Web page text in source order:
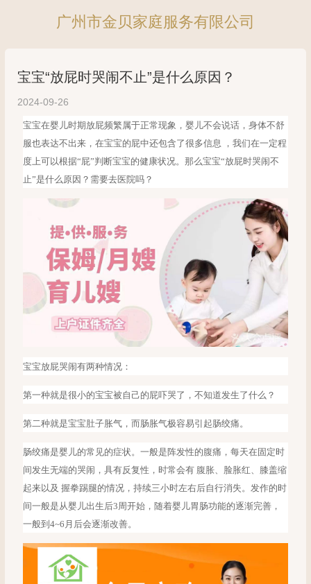
广州市金贝家庭服务有限公司
宝宝“放屁时哭闹不止”是什么原因？
2024-09-26
宝宝在婴儿时期放屁频繁属于正常现象，婴儿不会说话，身体不舒
服也表达不出来，在宝宝的屁中还包含了很多信息
，我们在一定程
度上可以根据“屁”判断宝宝的健康状况。那么宝宝“放屁时哭闹不
止”是什么原因？需要去医院吗？
宝宝放屁哭闹有两种情况：
第一种就是很小的宝宝被自己的屁吓哭了，不知道发生了什么？
第二种就是宝宝肚子胀气，而肠胀气极容易引起肠绞痛。
肠绞痛是婴儿的常见的症状。一般是阵发性的腹痛，每天在固定时
间发生无端的哭闹，具有反复性，时常会有 腹胀、脸胀红、膝盖缩
起来以及 握拳踢腿的情况，持续三小时左右后自行消失。发作的时
间一般是从婴儿出生后3周开始，随着婴儿胃肠功能的逐渐完善，
一般到4~6月后会逐渐改善。